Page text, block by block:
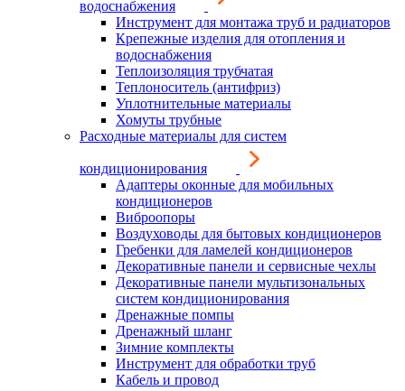
водоснабжения
Инструмент для монтажа труб и радиаторов
Крепежные изделия для отопления и
водоснабжения
Теплоизоляция трубчатая
Теплоноситель (антифриз)
Уплотнительные материалы
Хомуты трубные
Расходные материалы для систем
кондиционирования
Адаптеры оконные для мобильных
кондиционеров
Виброопоры
Воздуховоды для бытовых кондиционеров
Гребенки для ламелей кондиционеров
Декоративные панели и сервисные чехлы
Декоративные панели мультизональных
систем кондиционирования
Дренажные помпы
Дренажный шланг
Зимние комплекты
Инструмент для обработки труб
Кабель и провод